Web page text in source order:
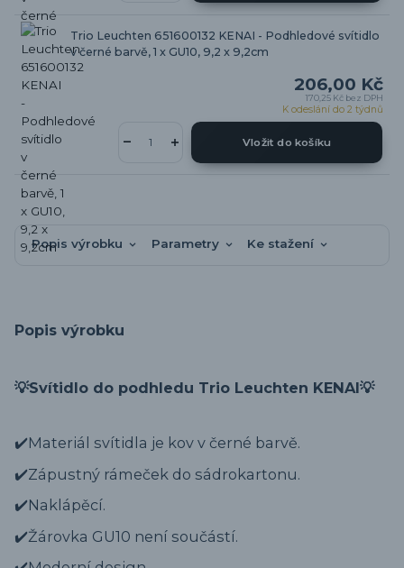
Trio Leuchten 651600132 KENAI - Podhledové svítidlo
v černé barvě, 1 x GU10, 9,2 x 9,2cm
206,00 Kč
170,25 Kč bez DPH
K odeslání do 2 týdnů
Vložit do košíku
Popis výrobku Parametry Ke stažení
Popis výrobku
💡Svítidlo do podhledu Trio Leuchten KENAI💡
✔️Materiál svítidla je kov v černé barvě.
✔️Zápustný rámeček do sádrokartonu.
✔️Naklápěcí.
✔️Žárovka GU10 není součástí.